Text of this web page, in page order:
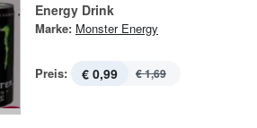
Energy Drink
Marke: Monster Energy
Preis: € 0,99 € 1,69